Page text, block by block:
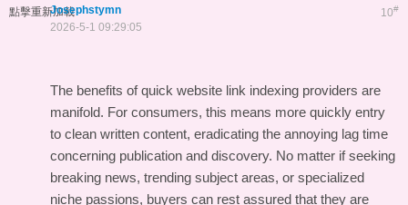
點擊重新加載 10#
Josephstymn
2026-5-1 09:29:05
The benefits of quick website link indexing providers are
manifold. For consumers, this means more quickly entry
to clean written content, eradicating the annoying lag time
concerning publication and discovery. No matter if seeking
breaking news, trending subject areas, or specialized
niche passions, buyers can rest assured that they are